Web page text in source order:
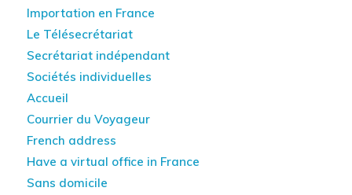
Importation en France
Le Télésecrétariat
Secrétariat indépendant
Sociétés individuelles
Accueil
Courrier du Voyageur
French address
Have a virtual office in France
Sans domicile